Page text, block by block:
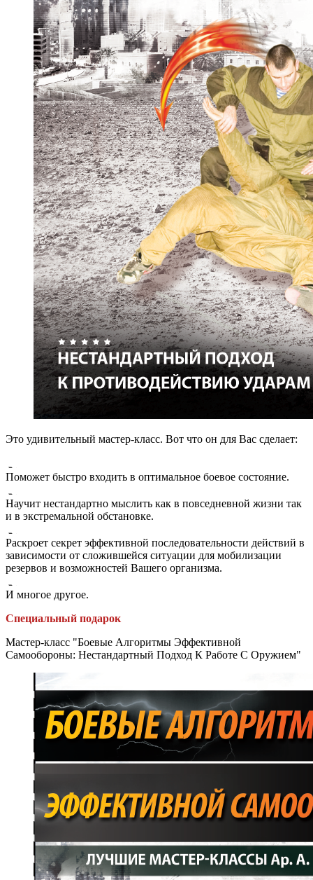
Это удивительный мастер-класс. Вот что он для Вас сделает:
Поможет быстро входить в оптимальное боевое состояние.
Научит нестандартно мыслить как в повседневной жизни так
и в экстремальной обстановке.
Раскроет секрет эффективной последовательности действий в
зависимости от сложившейся ситуации для мобилизации
резервов и возможностей Вашего организма.
И многое другое.
Специальный подарок
Мастер-класс "Боевые Алгоритмы Эффективной
Самообороны: Нестандартный Подход К Работе С Оружием"